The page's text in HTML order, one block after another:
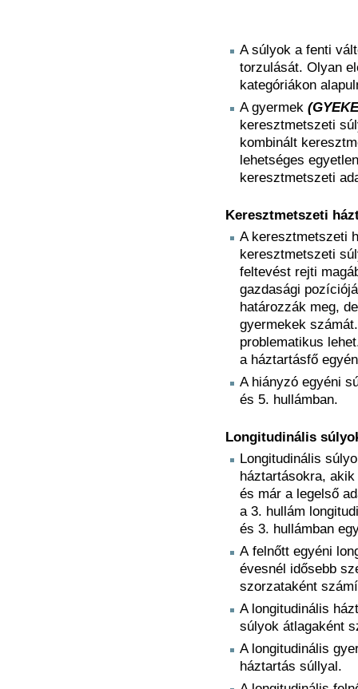
A súlyok a fenti
torzulását. Olyan
kategóriákon
A gyermek
keresztmetszeti
kombinált
lehetséges
keresztmetszeti
Keresztmetszeti
A keresztmetszeti
keresztmetszeti
feltevést rejti
gazdasági
határozzák meg,
gyermekek
problematikus
a háztartásfő
A hiányzó egyéni
és 5. hullámban.
Longitudinális
Longitudinális
háztartásokra,
és már a legelső
a 3. hullám
és 3. hullámban
A felnőtt egyéni
évesnél idősebb
szorzataként
A longitudinális
súlyok átlagaként
A longitudinális
háztartás súllyal.